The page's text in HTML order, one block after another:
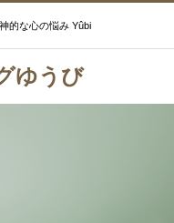
的な心の悩み Yûbi
ゆうび